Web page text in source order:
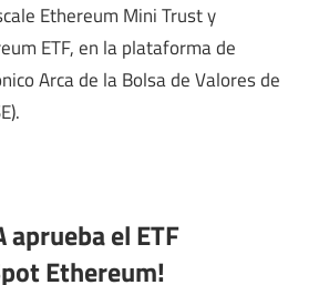
Ethereum Mini Trust y
ETF, en la plataforma de
Arca de la Bolsa de Valores de
aprueba el ETF
Ethereum!